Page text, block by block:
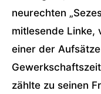
neurechten
mitlesende Linke,
einer der
zählte zu seinen